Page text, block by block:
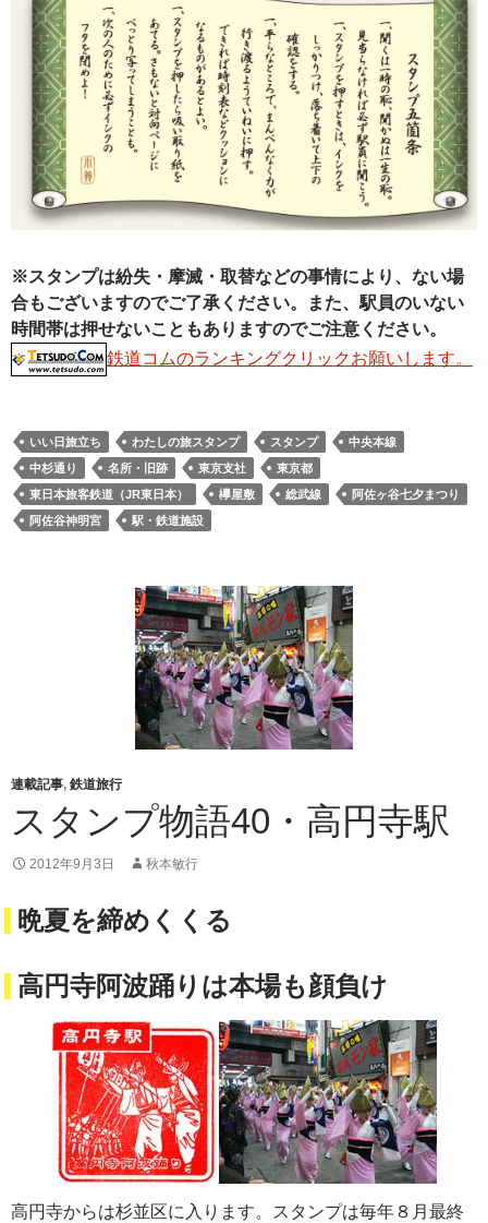
※スタンプは紛失・摩滅・取替などの事情により、ない場
合もございますのでご了承ください。また、駅員のいない
時間帯は押せないこともありますのでご注意ください。
鉄道コムのランキングクリックお願いします。
いい日旅立ち わたしの旅スタンプ スタンプ
中央本線
中杉通り
名所・旧跡 東京支社
東京都
東日本旅客鉄道（JR東日本）
欅屋敷 総武線
阿佐ヶ谷七夕まつり
阿佐谷神明宮
駅・鉄道施設
連載記事, 鉄道旅行
スタンプ物語40・高円寺駅
2012年9月3日 秋本敏行
晩夏を締めくくる
高円寺阿波踊りは本場も顔負け
高円寺からは杉並区に入ります。スタンプは毎年８月最終